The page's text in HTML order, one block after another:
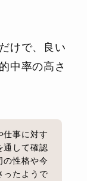
けで、良い
中率の高さ
仕事に対す
通して確認
の性格や今
ったようで